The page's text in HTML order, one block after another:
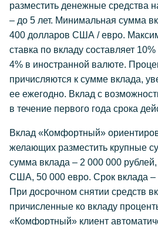
разместить денежные средства
– до 5 лет. Минимальная сумма
400 долларов США / евро.
ставка по вкладу составляет
4% в иностранной валюте.
причисляются к сумме вклада,
ее ежегодно. Вклад с
в течение первого года срока
Вклад «Комфортный»
желающих разместить крупные
сумма вклада – 2 000 000
США, 50 000 евро. Срок вклада –
При досрочном снятии средств
причисленные ко вкладу
«Комфортный» клиент